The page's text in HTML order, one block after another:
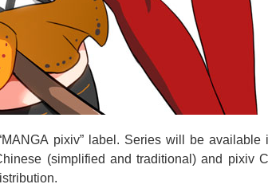
pixiv” label. Series will be available
(simplified and traditional) and pixiv